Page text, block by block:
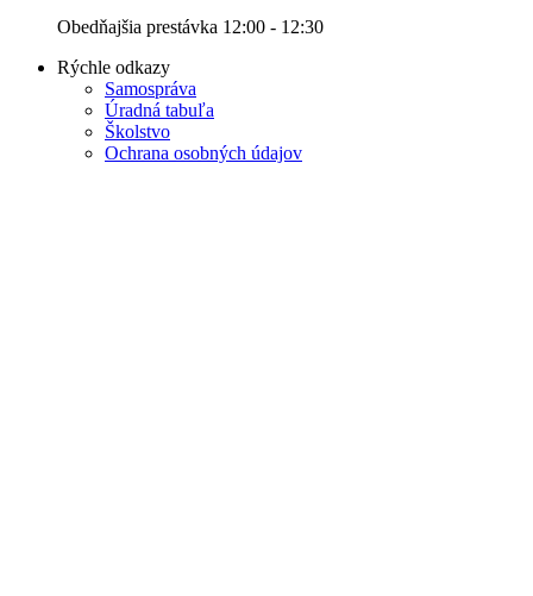
Obedňajšia prestávka 12:00 - 12:30
Rýchle odkazy
Samospráva
Úradná tabuľa
Školstvo
Ochrana osobných údajov